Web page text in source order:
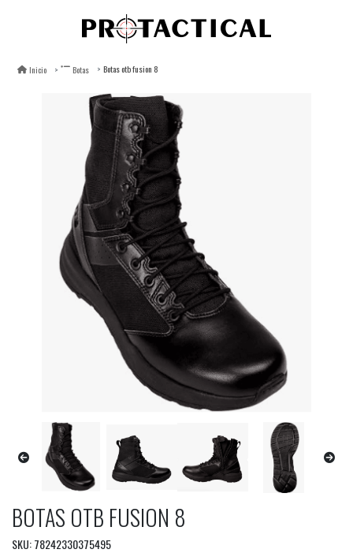
Inicio Botas Botas otb fusion 8
BOTAS OTB FUSION 8
SKU: 78242330375495